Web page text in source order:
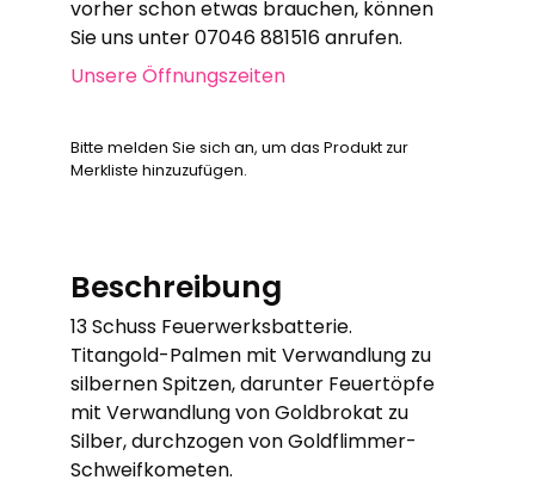
vorher schon etwas brauchen, können
Sie uns unter 07046 881516 anrufen.
Unsere Öffnungszeiten
Bitte melden Sie sich an, um das Produkt zur
Merkliste hinzuzufügen.
Beschreibung
13 Schuss Feuerwerksbatterie.
Titangold-Palmen mit Verwandlung zu
silbernen Spitzen, darunter Feuertöpfe
mit Verwandlung von Goldbrokat zu
Silber, durchzogen von Goldflimmer-
Schweifkometen.